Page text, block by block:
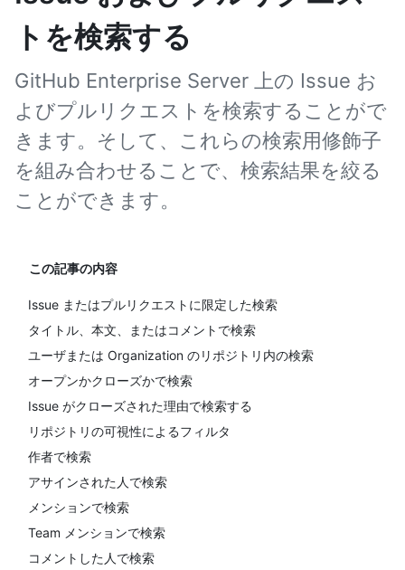
トを検索する
GitHub Enterprise Server 上の Issue お
よびプルリクエストを検索することがで
きます。そして、これらの検索用修飾子
を組み合わせることで、検索結果を絞る
ことができます。
この記事の内容
Issue またはプルリクエストに限定した検索
タイトル、本文、またはコメントで検索
ユーザまたは Organization のリポジトリ内の検索
オープンかクローズかで検索
Issue がクローズされた理由で検索する
リポジトリの可視性によるフィルタ
作者で検索
アサインされた人で検索
メンションで検索
Team メンションで検索
コメントした人で検索